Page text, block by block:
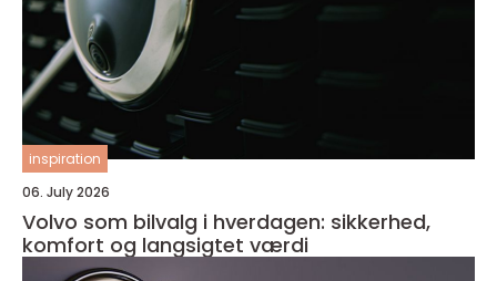
inspiration
06. July 2026
Volvo som bilvalg i hverdagen: sikkerhed,
komfort og langsigtet værdi